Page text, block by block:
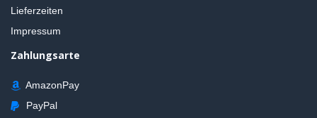
Lieferzeiten
Impressum
Zahlungsarte
AmazonPay
PayPal